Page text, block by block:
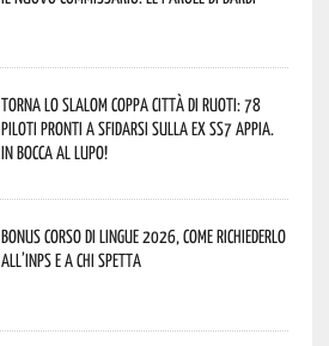
Torna lo Slalom Coppa Città di Ruoti: 78
piloti pronti a sfidarsi sulla ex SS7 Appia.
In bocca al lupo!
Bonus corso di lingue 2026, come richiederlo
all’INPS e a chi spetta